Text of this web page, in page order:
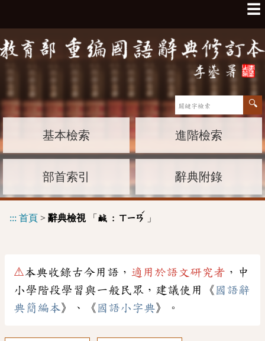
☰
基本檢索 進階檢索
部首索引 辭典附錄
::: 首頁 > 辭典檢視「 鹹 : ㄒㄧㄢ
ˊ
」
⚠本典收錄古今用語， 適用於語文研究者 ，中
小學階段學習與一般民眾，建議使用《 國語辭
典簡編本》、《 國語小字典》。